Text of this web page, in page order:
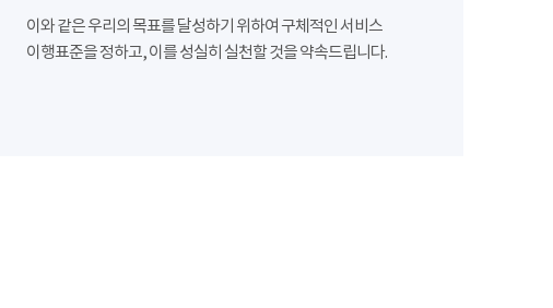
이와 같은 우리의 목표를 달성하기 위하여 구체적인 서비스
이행표준을 정하고, 이를 성실히 실천할 것을 약속드립니다.